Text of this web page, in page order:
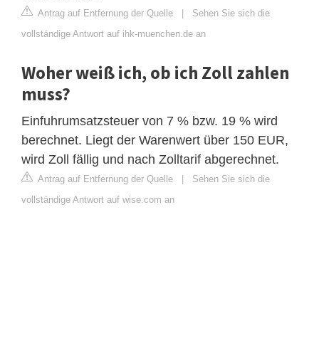
Antrag auf Entfernung der Quelle
Sehen Sie sich die
vollständige Antwort auf ihk-muenchen.de an
Woher weiß ich, ob ich Zoll zahlen
muss?
Einfuhrumsatzsteuer von 7 % bzw. 19 % wird
berechnet. Liegt der Warenwert über 150 EUR,
wird Zoll fällig und nach Zolltarif abgerechnet.
Antrag auf Entfernung der Quelle
Sehen Sie sich die
vollständige Antwort auf wise.com an